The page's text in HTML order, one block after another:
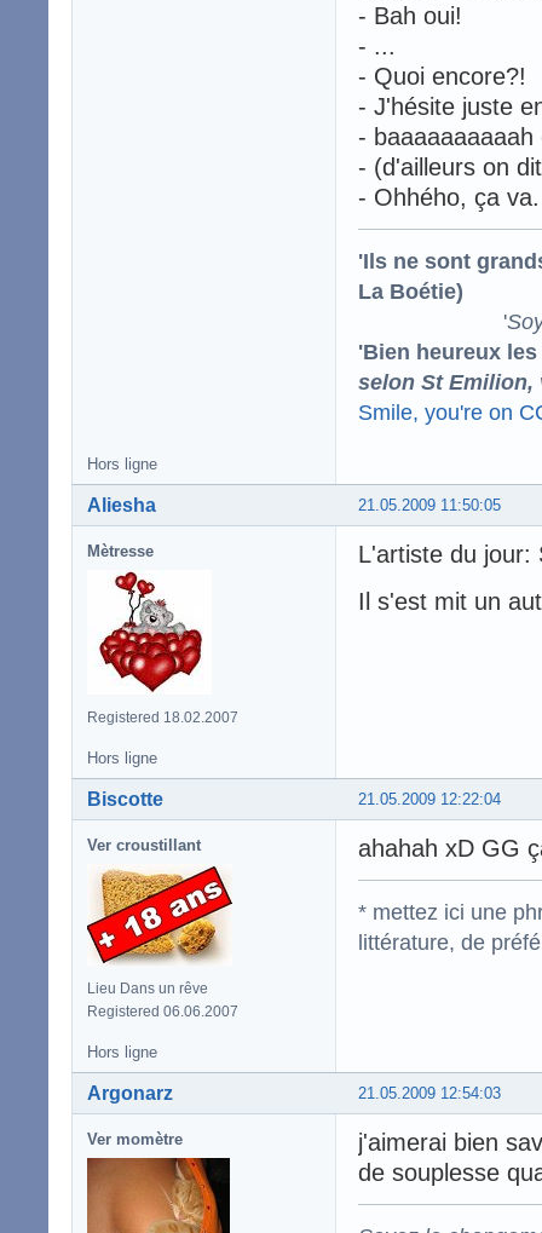
- Bah oui!
- ...
- Quoi encore?!
- J'hésite juste
-
- (d'ailleurs on
- Ohhého, ça va.
'Ils ne sont
La Boétie)
'
'Bien heureux
selon St Emilion,
Smile, you're on
Hors ligne
21.05.2009 11:50:05
Aliesha
Mètresse
Registered 18.02.2007
L'artiste du jour:
Il s'est mit un
Hors ligne
21.05.2009 12:22:04
Biscotte
Ver croustillant
Lieu Dans un rêve
Registered 06.06.2007
ahahah xD GG
* mettez ici une
littérature, de
Hors ligne
21.05.2009 12:54:03
Argonarz
Ver momètre
j'aimerai bien
de souplesse